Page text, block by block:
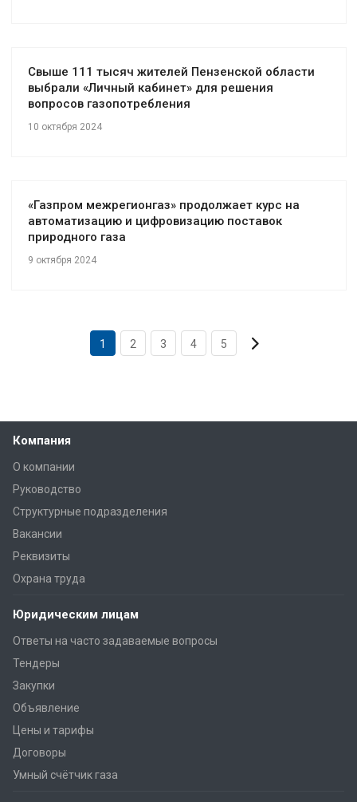
Свыше 111 тысяч жителей Пензенской области
выбрали «Личный кабинет» для решения
вопросов газопотребления
10 октября 2024
«Газпром межрегионгаз» продолжает курс на
автоматизацию и цифровизацию поставок
природного газа
9 октября 2024
1 2 3 4 5
Компания
О компании
Руководство
Структурные подразделения
Вакансии
Реквизиты
Охрана труда
Юридическим лицам
Ответы на часто задаваемые вопросы
Тендеры
Закупки
Объявление
Цены и тарифы
Договоры
Умный счётчик газа